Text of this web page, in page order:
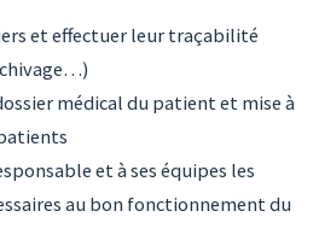
et effectuer leur traçabilité
médical du patient et mise à
et à ses équipes les
au bon fonctionnement du